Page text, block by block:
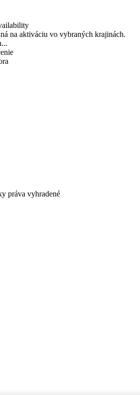
na aktiváciu vo vybraných krajinách.
práva vyhradené